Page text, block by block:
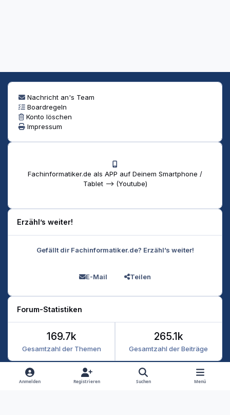
Nachricht an's Team
Boardregeln
Konto löschen
Impressum
Fachinformatiker.de als APP auf Deinem Smartphone /
Tablet --> (Youtube)
Erzähl’s weiter!
Gefällt dir Fachinformatiker.de? Erzähl’s weiter!
E-Mail Teilen
Forum-Statistiken
Gesamtzahl der Themen
169.7k
Gesamtzahl der Beiträge
265.1k
Heller Modus
Dunkler Modus
Systemeinstellung
Anmelden Registrieren Suchen Menü